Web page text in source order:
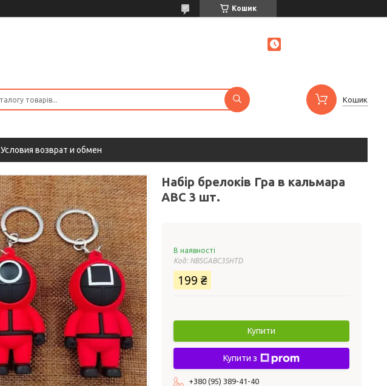
Кошик
Кошик
Условия возврат и обмен
Набір брелоків Гра в кальмара
ABC 3 шт.
В наявності
Код: NBSGABC3SHTD
199 ₴
Купити
Купити з
+380 (95) 389-41-40